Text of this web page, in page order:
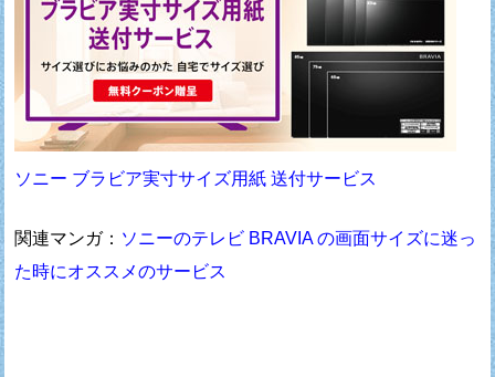
ソニー ブラビア実寸サイズ用紙 送付サービス
関連マンガ： ソニーのテレビ BRAVIA の画面サイズに迷っ
た時にオススメのサービス